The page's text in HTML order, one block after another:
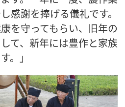
感謝を捧げる儀礼です。
を守ってもらい、旧年の
て、新年には豊作と家族
。」